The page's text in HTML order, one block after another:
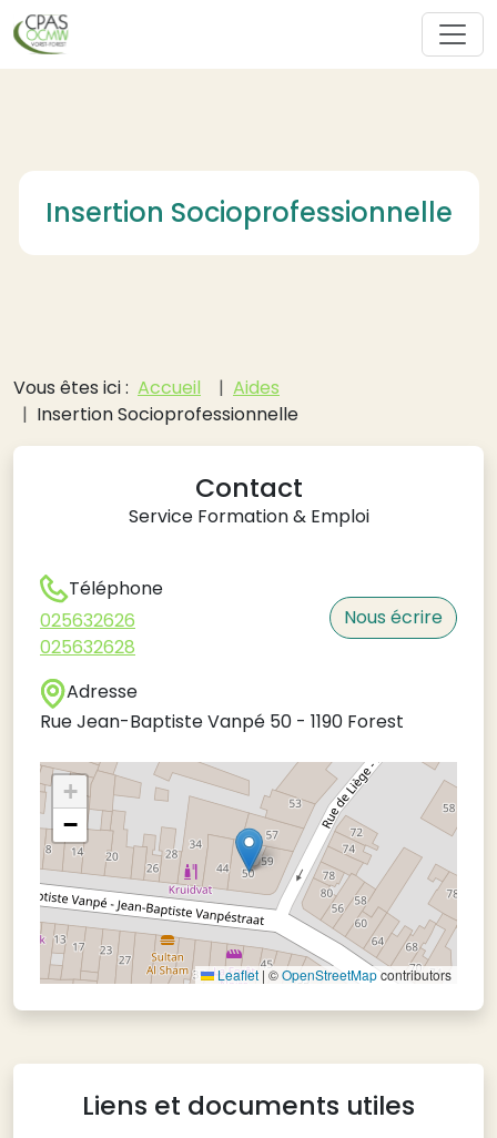
Aller au contenu principal
Insertion Socioprofessionnelle
Fil d'Ariane
Vous êtes ici : Accueil
Aides
Insertion Socioprofessionnelle
Contact
Service Formation & Emploi
Téléphone
025632626
025632628
Nous écrire
Adresse
Rue Jean-Baptiste Vanpé 50 - 1190 Forest
+
−
Leaflet | ©OpenStreetMapcontributors
Liens et documents utiles